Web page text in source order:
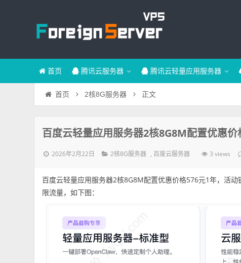
首页 腾讯云服务器 腾讯云轻量应用服务器
首页 2核8G服务器 正文
百度云轻量应用服务器2核8G8M配置优惠
2026年2月22日 2核8G服务器 , 百度云服务器 3 views
百度云轻量应用服务器2核8G8M配置优惠价格576元1年，活
限流量，如下图：